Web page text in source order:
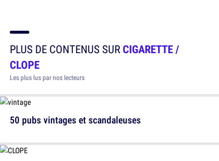
PLUS DE CONTENUS SURCIGARETTE /
CLOPE
Les plus lus par nos lecteurs
50 pubs vintages et scandaleuses